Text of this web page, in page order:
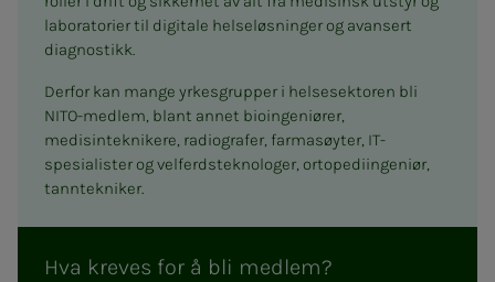
laboratorier til digitale helseløsninger og avansert
diagnostikk.
Derfor kan mange yrkesgrupper i helsesektoren bli
NITO-medlem, blant annet bioingeniører,
medisinteknikere, radiografer, farmasøyter, IT-
spesialister og velferdsteknologer, ortopediingeniør,
tanntekniker.
Hva kreves for å bli medlem?